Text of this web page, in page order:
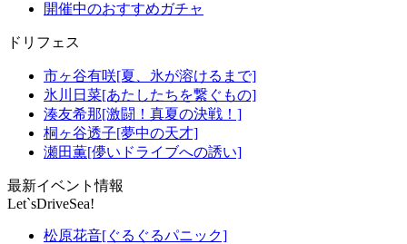
開催中のおすすめガチャ
ドリフェス
市ヶ谷有咲[夏、氷が溶けるまで]
氷川日菜[あたしたちを繋ぐもの]
湊友希那[激闘！真夏の決戦！]
桐ヶ谷透子[夢中の天才]
瀬田薫[儚いドライブへの誘い]
最新イベント情報
Let`sDriveSea!
松原花音[ぐるぐるパニック]